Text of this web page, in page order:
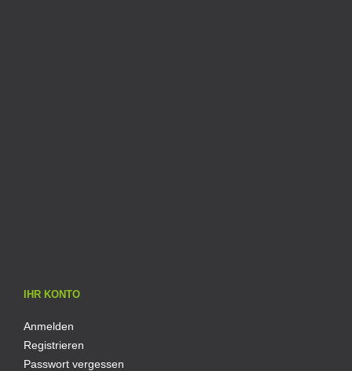
IHR KONTO
Anmelden
Registrieren
Passwort vergessen